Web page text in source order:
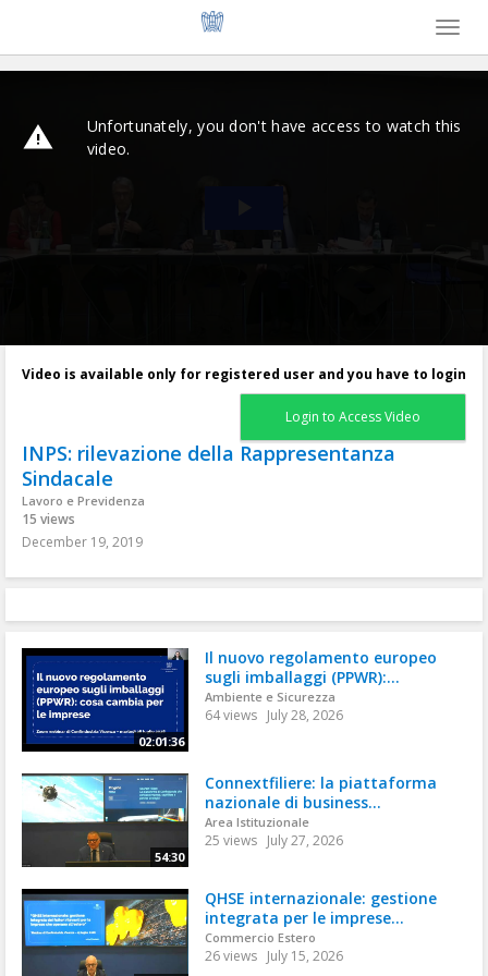
Toggle
Video is available only for registered user and you have to login
Login to Access Video
INPS: rilevazione della Rappresentanza
Sindacale
Lavoro e Previdenza
15 views
December 19, 2019
02:01:36
Il nuovo regolamento europeo
sugli imballaggi (PPWR):...
Ambiente e Sicurezza
64 views July 28, 2026
54:30
Connextfiliere: la piattaforma
nazionale di business...
Area Istituzionale
25 views July 27, 2026
QHSE internazionale: gestione
integrata per le imprese...
Commercio Estero
26 views July 15, 2026